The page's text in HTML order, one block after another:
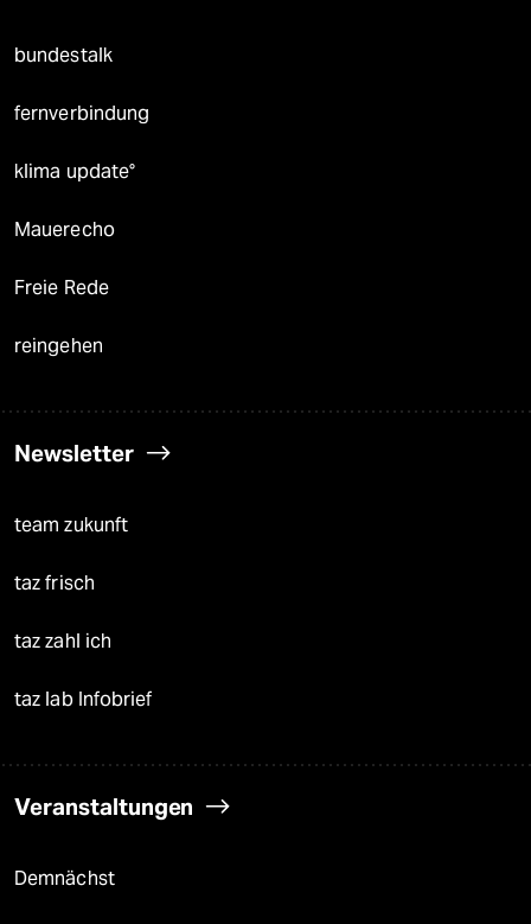
bundestalk
fernverbindung
klima update°
Mauerecho
Freie Rede
reingehen
Newsletter
team zukunft
taz frisch
taz zahl ich
taz lab Infobrief
Veranstaltungen
Demnächst